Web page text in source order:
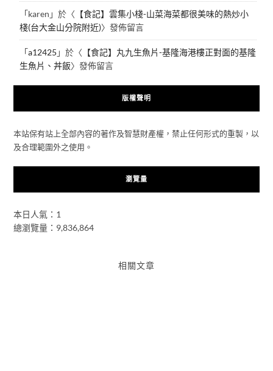
「karen 」於〈 【食記】雲集小棧-山菜海菜都很美味的熱炒小
棧(台大金山分院附近)〉發佈留言
「a12425 」於〈 【食記】丸九生魚片-基隆海港樓正對面的基隆
生魚片、丼飯〉發佈留言
版權聲明
本站保有站上全部內容的著作及智慧財產權，禁止任何形式的重製，以
及合理範圍外之使用。
瀏覽量
本日人氣：1
總瀏覽量：9,836,864
相關文章